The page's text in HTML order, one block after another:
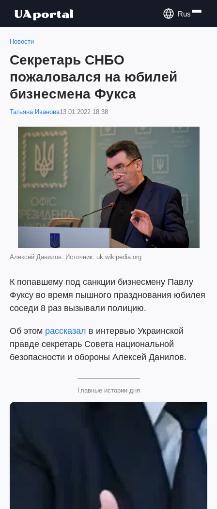
Rus
Новости
Секретарь СНБО
пожаловался на юбилей
бизнесмена Фукса
Татьяна Иванова13.01.2022 18:38
Алексей Данилов. Источник: uk.wikipedia.org
К попавшему под санкции бизнесмену Павлу
Фуксу во время пышного празднования юбилея
соседи 8 раз вызывали полицию.
Об этом рассказал в интервью Украинской
правде секретарь Совета национальной
безопасности и обороны Алексей Данилов.
Главные истории дня